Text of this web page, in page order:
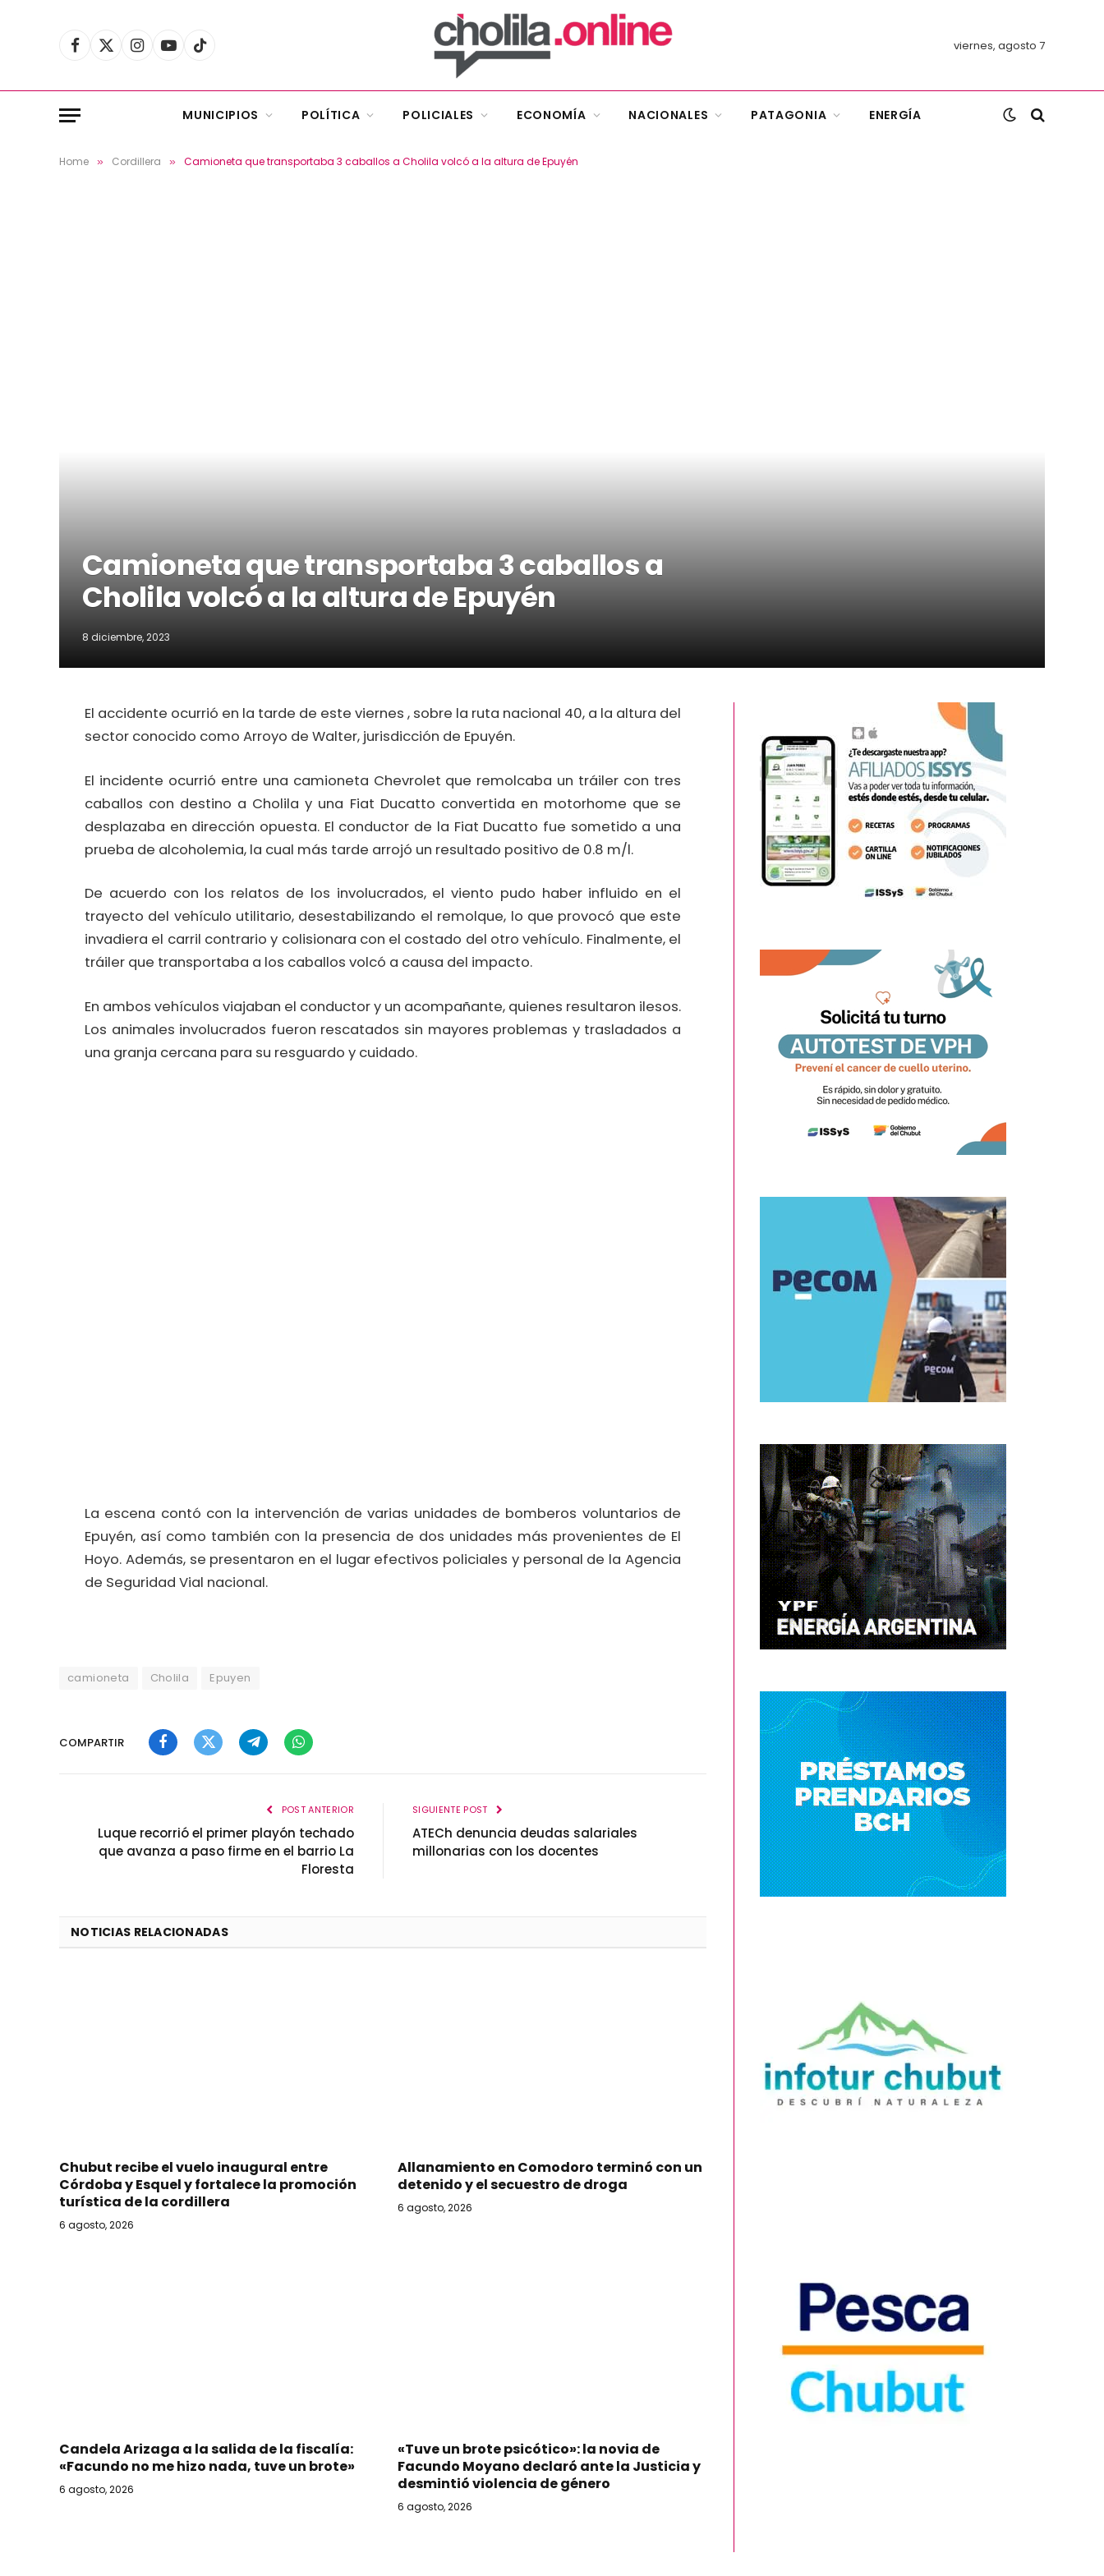
Facebook
X
Instagram
YouTubeTikTok viernes, agosto 7
MUNICIPIOS POLÍTICA POLICIALES ECONOMÍA NACIONALES PATAGONIA ENERGÍA
Home » Cordillera » Camioneta que transportaba 3 caballos a Cholila volcó a la altura de Epuyén
Camioneta que transportaba 3 caballos a
Cholila volcó a la altura de Epuyén
8 diciembre, 2023
El accidente ocurrió en la tarde de este viernes , sobre la ruta nacional 40, a la altura del
sector conocido como Arroyo de Walter, jurisdicción de Epuyén.
El incidente ocurrió entre una camioneta Chevrolet que remolcaba un tráiler con tres
caballos con destino a Cholila y una Fiat Ducatto convertida en motorhome que se
desplazaba en dirección opuesta. El conductor de la Fiat Ducatto fue sometido a una
prueba de alcoholemia, la cual más tarde arrojó un resultado positivo de 0.8 m/l.
De acuerdo con los relatos de los involucrados, el viento pudo haber influido en el
trayecto del vehículo utilitario, desestabilizando el remolque, lo que provocó que este
invadiera el carril contrario y colisionara con el costado del otro vehículo. Finalmente, el
tráiler que transportaba a los caballos volcó a causa del impacto.
En ambos vehículos viajaban el conductor y un acompañante, quienes resultaron ilesos.
Los animales involucrados fueron rescatados sin mayores problemas y trasladados a
una granja cercana para su resguardo y cuidado.
La escena contó con la intervención de varias unidades de bomberos voluntarios de
Epuyén, así como también con la presencia de dos unidades más provenientes de El
Hoyo. Además, se presentaron en el lugar efectivos policiales y personal de la Agencia
de Seguridad Vial nacional.
camioneta Cholila Epuyen
COMPARTIR
FacebookTwitterTelegramWhatsApp
POST ANTERIOR
Luque recorrió el primer playón techado
que avanza a paso firme en el barrio La
Floresta
SIGUIENTE POST
ATECh denuncia deudas salariales
millonarias con los docentes
NOTICIAS RELACIONADAS
Chubut recibe el vuelo inaugural entre
Córdoba y Esquel y fortalece la promoción
turística de la cordillera
6 agosto, 2026
Allanamiento en Comodoro terminó con un
detenido y el secuestro de droga
6 agosto, 2026
Candela Arizaga a la salida de la fiscalía:
«Facundo no me hizo nada, tuve un brote»
6 agosto, 2026
«Tuve un brote psicótico»: la novia de
Facundo Moyano declaró ante la Justicia y
desmintió violencia de género
6 agosto, 2026